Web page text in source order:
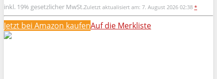
inkl. 19% gesetzlicher MwSt.Zuletzt aktualisiert am: 7. August 2026 02:38 *
Jetzt bei Amazon kaufenAuf die Merkliste